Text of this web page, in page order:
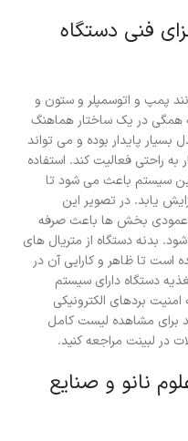
فنی دستگاه
پمپ و اتوسمپلر و ستون و
همگی در یک ساختار هماهنگ
بسیار پایدار بوده و می تواند
راحتی فعالیت کند. استفاده
سیستم باعث می شود تا
یابد. در تصویر این
بخش ها باعث صرفه
بدنه دستگاه از متریال های
است تا ظاهر و کارایی آن در
دستگاه دارای سیستم
بردهای الکترونیکی
برای مشاهده لیست کامل
در لبینت مراجعه کنید.
نانو و صنایع